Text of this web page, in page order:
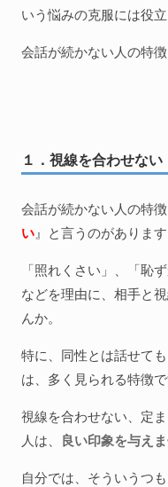
いう悩みの克服には役立
会話が続かない人の特
１．視線を合わせない
会話が続かない人の特
い 』と言うのがあります
「照れくさい」、「恥
などを理由に、相手と
んか。
特に、同性とは話せて
は、多く見られる特徴で
視線を合わせない、定
人は、 良い印象を与え
自分では、そういうつ